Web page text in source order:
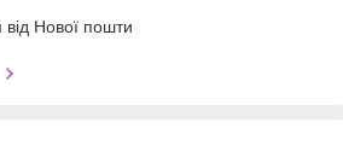
Нової пошти